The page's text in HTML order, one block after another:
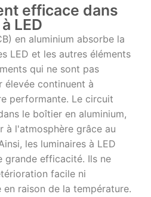
efficace dans
LED
en aluminium absorbe la
LED et les autres éléments
qui ne sont pas
élevée continuent à
performante. Le circuit
le boîtier en aluminium,
à l'atmosphère grâce au
les luminaires à LED
grande efficacité. Ils ne
facile ni
raison de la température.